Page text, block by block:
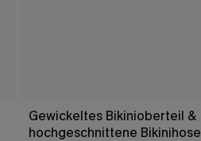
Gewickeltes Bikinioberteil &
hochgeschnittene Bikinihose